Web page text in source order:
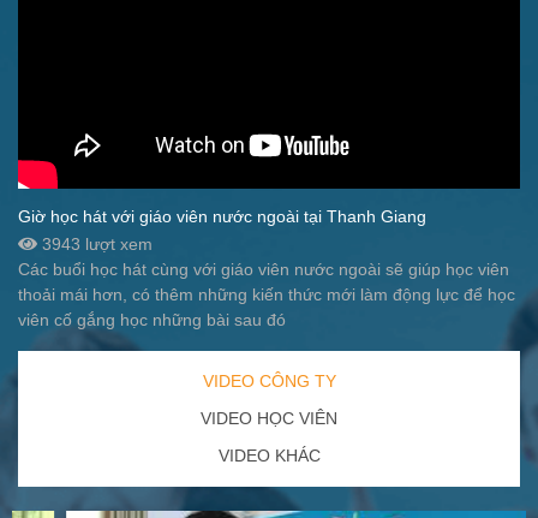
Giờ học hát với giáo viên nước ngoài tại Thanh Giang
3943 lượt xem
Các buổi học hát cùng với giáo viên nước ngoài sẽ giúp học viên
thoải mái hơn, có thêm những kiến thức mới làm động lực để học
viên cố gắng học những bài sau đó
VIDEO CÔNG TY
VIDEO HỌC VIÊN
VIDEO KHÁC